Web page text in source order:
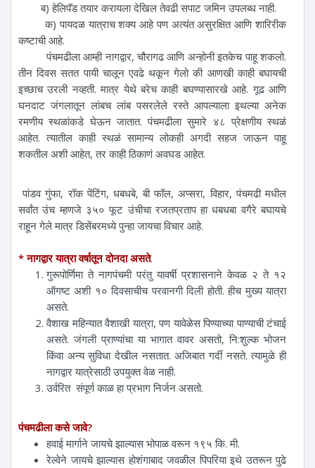
ब) हेलिपॅड तयार करायला देखिल तेवढी सपाट जमिन उपलब्ध नाही.
क) पायदळ यात्राच शक्य आहे पण अत्यंत असुरक्षित आणि शारिरीक
कष्टाची आहे.
पंचमढीला आम्ही नागद्वार, चौरागढ आणि अन्होनी इतकेच पाहू शकलो.
तीन दिवस सतत पायी चालून एवढे थकून गेलो की आणखी काही बघायची
इच्छाच उरली नव्हती. मात्र येथे बरेच काही बघण्यासारखे आहे. गूढ आणि
घनदाट जंगलातून लांबच लांब पसरलेले रस्ते आपल्याला इथल्या अनेक
रमणीय स्थळांकडे घेऊन जातात. पंचमढीला सुमारे ४८ प्रेक्षणीय स्थळं
आहेत. त्यातील काही स्थळं सामान्य लोकही अगदी सहज जाऊन पाहू
शकतील अशी आहेत, तर काही ठिकाणं अवघड आहेत.
पांडव गुंफा, रॉक पेंटिंग, धबधबे, बी फॉल, अप्सरा, विहार, पंचमढी मधील
सर्वांत उंच म्हणजे ३५० फूट उंचीचा रजतप्रताप हा धबधबा वगैरे बघायचे
राहून गेले मात्र डिसेंबरमध्ये पुन्हा जायचा विचार आहे.
* नागद्वार यात्रा वर्षातून दोनदा असते.
गुरूपोर्णिमा ते नागपंचमी परंतु यावर्षी प्रशासनाने केवळ २ ते १२
ऑगष्ट अशी १० दिवसाचीच परवानगी दिली होती. हीच मुख्य यात्रा
असते.
वैशाख महिन्यात वैशाखी यात्रा, पण यावेळेस पिण्याच्या पाण्याची टंचाई
असते. जंगली प्राण्यांचा या भागात वावर असतो, नि:शुल्क भोजन
किंवा अन्य सुविधा देखील नसतात. अजिबात गर्दी नसते. त्यामुळे ही
नागद्वार यात्रेसाठी उपयुक्त वेळ नाही.
उर्वरित संपूर्ण काळ हा प्रभाग निर्जन असतो.
पंचमढीला कसे जावे?
हवाई मार्गाने जायचे झाल्यास भोपाळ वरून १९५ कि. मी.
रेल्वेने जायचे झाल्यास होशंगाबाद जवळील पिपरिया इथे उतरून पुढे